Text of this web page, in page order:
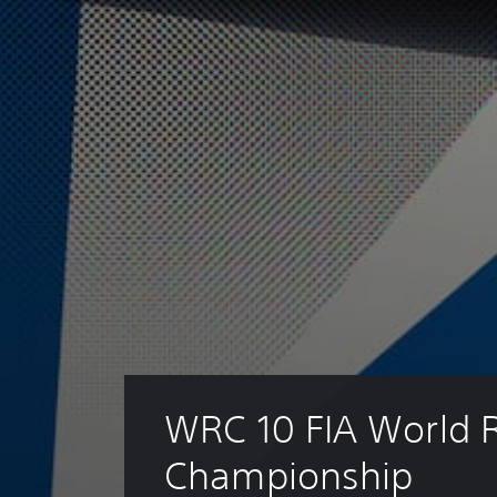
WRC 10 FIA World
Championship